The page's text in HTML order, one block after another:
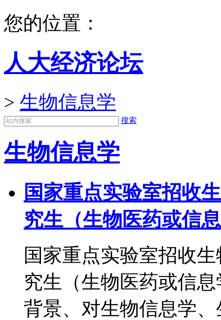
您的位置：
人大经济论坛
> 生物信息学
搜索
生物信息学
国家重点实验室招收
究生（生物医药或信
国家重点实验室招收
究生（生物医药或信
背景、对生物信息学